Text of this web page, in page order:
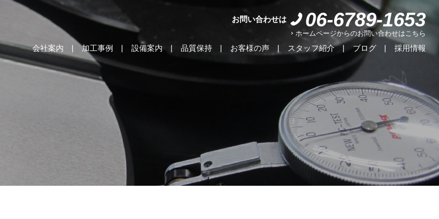
会社案内 加工事例 設備案内 品質保持 お客様の声 スタッフ紹介 ブログ 採用情報
お問い合わせは 06-6789-1653
ホームページからのお問い合わせはこちら